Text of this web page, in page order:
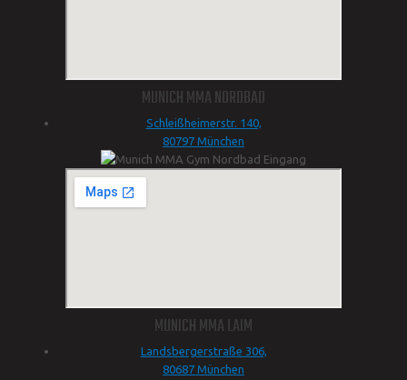
MUNICH MMA NORDBAD
Schleißheimerstr. 140,
80797 München
MUNICH MMA LAIM
Landsbergerstraße 306,
80687 München